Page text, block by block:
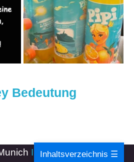
Bedeutung
Impressum-
Inhaltsverzeichnis ☰